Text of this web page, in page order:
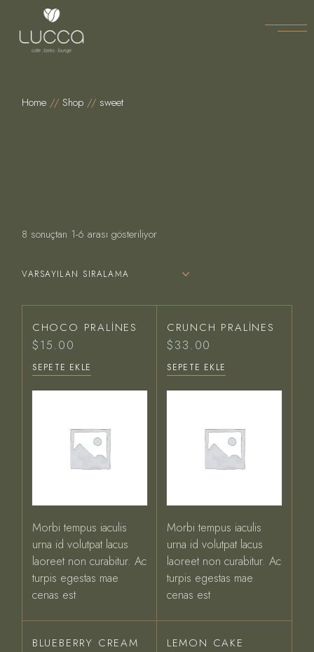
content
Home Shop sweet
8 sonuçtan 1-6 arası gösteriliyor
VARSAYILAN SIRALAMA
CHOCO PRALINES
$15.00
SEPETE EKLE
Morbi tempus iaculis
urna id volutpat lacus
laoreet non curabitur. Ac
turpis egestas mae
cenas est
CRUNCH PRALINES
$33.00
SEPETE EKLE
Morbi tempus iaculis
urna id volutpat lacus
laoreet non curabitur. Ac
turpis egestas mae
cenas est
BLUEBERRY CREAM LEMON CAKE